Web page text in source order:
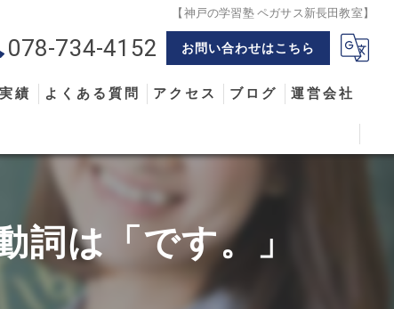
【神戸の学習塾 ペガサス新長田教室】
078-734-4152 お問い合わせはこちら
績 よくある質問 アクセス ブログ 運営会社
詞は「です。」